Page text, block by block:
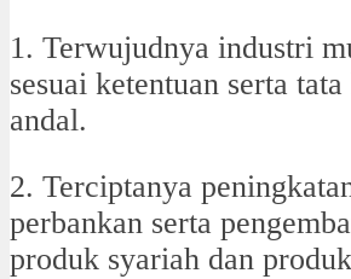
1. Terwujudnya industri
sesuai ketentuan serta
andal.
2. Terciptanya
perbankan serta
produk syariah dan produk